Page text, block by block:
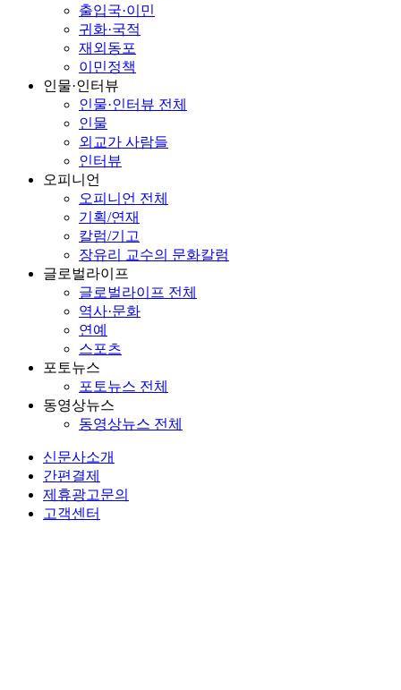
출입국·이민
귀화·국적
재외동포
이민정책
인물·인터뷰
인물·인터뷰 전체
인물
외교가 사람들
인터뷰
오피니언
오피니언 전체
기획/연재
칼럼/기고
장유리 교수의 문화칼럼
글로벌라이프
글로벌라이프 전체
역사·문화
연예
스포츠
포토뉴스
포토뉴스 전체
동영상뉴스
동영상뉴스 전체
신문사소개
간편결제
제휴광고문의
고객센터